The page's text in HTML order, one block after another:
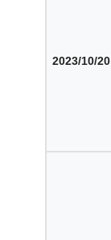
2023/10/20